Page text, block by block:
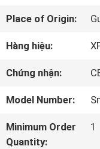
VIDEO
CHƯƠNG
TRÌNH
VR
Place of Origin:
Hàng hiệu:
Chứng nhận:
Model Number:
Minimum Order
Quantity:
1